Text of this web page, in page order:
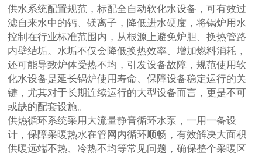
供水系统配置规范，标配全自动软化水设备，可有效过
滤自来水中的钙、镁离子，降低进水硬度，将锅炉用水
控制在行业标准范围内，从根源上避免炉胆、换热管路
内壁结垢。水垢不仅会降低换热效率、增加燃料消耗，
还可能导致炉体受热不均，引发设备故障，规范使用软
化水设备是延长锅炉使用寿命、保障设备稳定运行的关
键，尤其对于长期连续运行的大型设备而言，更是不可
或缺的配套设施。
供热循环系统采用大流量静音循环水泵，一用一备设
计，保障采暖热水在管网内循环顺畅，有效解决大面积
供暖远端不热、冷热不均等常见问题，确保整个采暖区